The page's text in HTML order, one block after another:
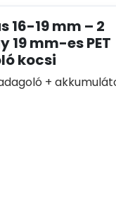
16-19 mm – 2
mm-es PET
kocsi